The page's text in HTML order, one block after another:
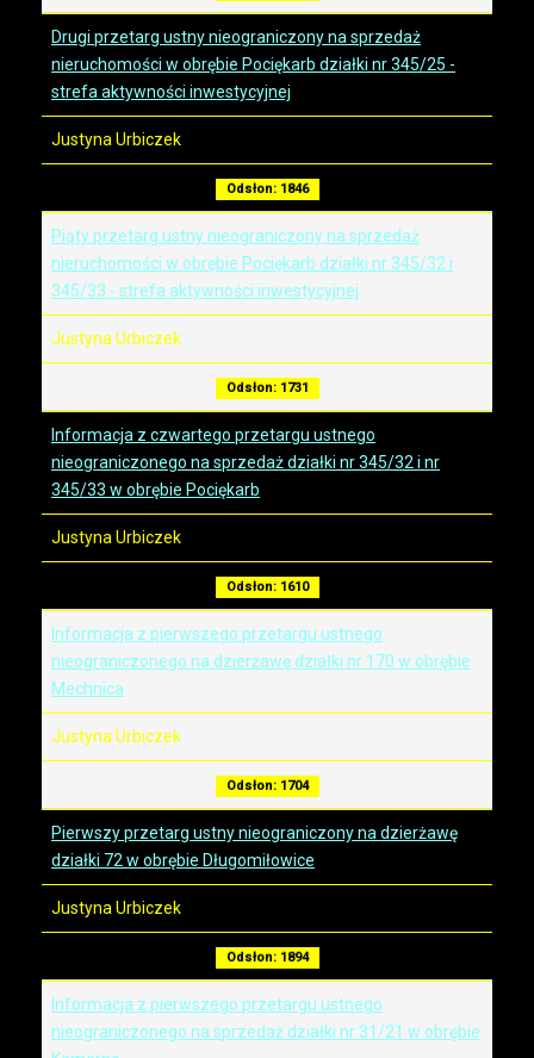
Drugi przetarg ustny nieograniczony na sprzedaż
nieruchomości w obrębie Pociękarb działki nr 345/25 -
strefa aktywności inwestycyjnej
Justyna Urbiczek
Odsłon: 1846
Piąty przetarg ustny nieograniczony na sprzedaż
nieruchomości w obrębie Pociękarb działki nr 345/32 i
345/33 - strefa aktywności inwestycyjnej
Justyna Urbiczek
Odsłon: 1731
Informacja z czwartego przetargu ustnego
nieograniczonego na sprzedaż działki nr 345/32 i nr
345/33 w obrębie Pociękarb
Justyna Urbiczek
Odsłon: 1610
Informacja z pierwszego przetargu ustnego
nieograniczonego na dzierżawę działki nr 170 w obrębie
Mechnica
Justyna Urbiczek
Odsłon: 1704
Pierwszy przetarg ustny nieograniczony na dzierżawę
działki 72 w obrębie Długomiłowice
Justyna Urbiczek
Odsłon: 1894
Informacja z pierwszego przetargu ustnego
nieograniczonego na sprzedaż działki nr 31/21 w obrębie